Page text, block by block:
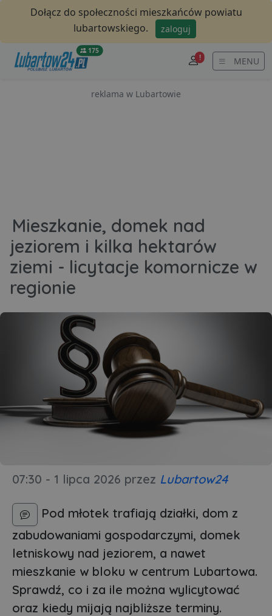
Dołącz do społeczności mieszkańców powiatu
lubartowskiego.
zaloguj
175
! MENU
reklama w Lubartowie
Mieszkanie, domek nad
jeziorem i kilka hektarów
ziemi - licytacje komornicze w
regionie
07:30 - 1 lipca 2026 przez Lubartow24
Pod młotek trafiają działki, dom z
zabudowaniami gospodarczymi, domek
letniskowy nad jeziorem, a nawet
mieszkanie w bloku w centrum Lubartowa.
Sprawdź, co i za ile można wylicytować
oraz kiedy mijają najbliższe terminy.